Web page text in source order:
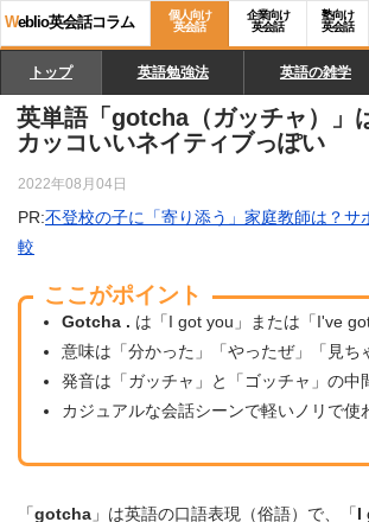
Weblio英会話コラム
個人向け
英会話
企業向け
英会話
塾向け
英会話
トップ 英語勉強法 英語の雑学
英単語「gotcha（ガッチャ）」
カッコいいネイティブっぽい
2022年08月04日
PR:不登校の子に「寄り添う」家庭教師は？サ
較
ここがポイント
Gotcha . は「I got you」または「I've
意味は「分かった」「やったぜ」「見ち
発音は「ガッチャ」と「ゴッチャ」の中
カジュアルな会話シーンで軽いノリで使
「gotcha 」は英語の口語表現（俗語）で、「I